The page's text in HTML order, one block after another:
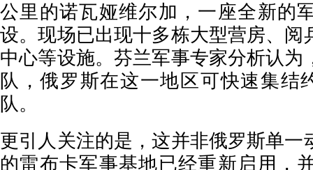
公里的诺瓦娅维尔加，一座全新的
设。现场已出现十多栋大型营房、阅
中心等设施。芬兰军事专家分析认为
队，俄罗斯在这一地区可快速集结
队。
更引人关注的是，这并非俄罗斯单一
的雷布卡军事基地已经重新启用，